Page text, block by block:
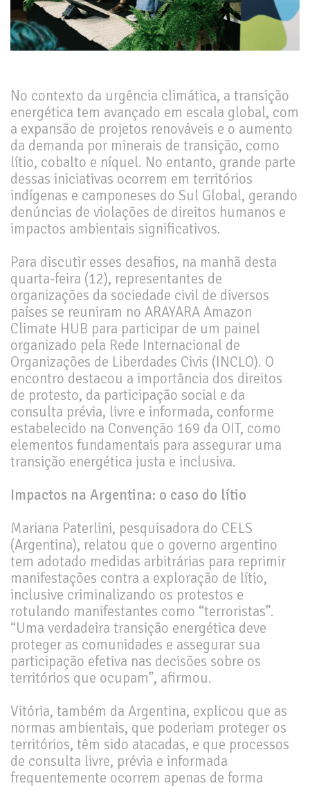
No contexto da urgência climática, a transição
energética tem avançado em escala global, com
a expansão de projetos renováveis e o aumento
da demanda por minerais de transição, como
lítio, cobalto e níquel. No entanto, grande parte
dessas iniciativas ocorrem em territórios
indígenas e camponeses do Sul Global, gerando
denúncias de violações de direitos humanos e
impactos ambientais significativos.
Para discutir esses desafios, na manhã desta
quarta-feira (12), representantes de
organizações da sociedade civil de diversos
países se reuniram no ARAYARA Amazon
Climate HUB para participar de um painel
organizado pela Rede Internacional de
Organizações de Liberdades Civis (INCLO). O
encontro destacou a importância dos direitos
de protesto, da participação social e da
consulta prévia, livre e informada, conforme
estabelecido na Convenção 169 da OIT, como
elementos fundamentais para assegurar uma
transição energética justa e inclusiva.
Impactos na Argentina: o caso do lítio
Mariana Paterlini, pesquisadora do CELS
(Argentina), relatou que o governo argentino
tem adotado medidas arbitrárias para reprimir
manifestações contra a exploração de lítio,
inclusive criminalizando os protestos e
rotulando manifestantes como “terroristas”.
“Uma verdadeira transição energética deve
proteger as comunidades e assegurar sua
participação efetiva nas decisões sobre os
territórios que ocupam”, afirmou.
Vitória, também da Argentina, explicou que as
normas ambientais, que poderiam proteger os
territórios, têm sido atacadas, e que processos
de consulta livre, prévia e informada
frequentemente ocorrem apenas de forma